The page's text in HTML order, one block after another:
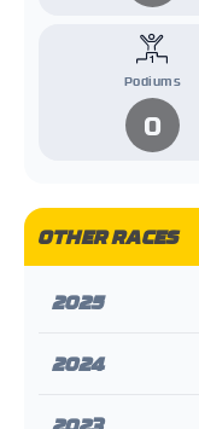
Podiums
0
OTHER RACES
2025
2024